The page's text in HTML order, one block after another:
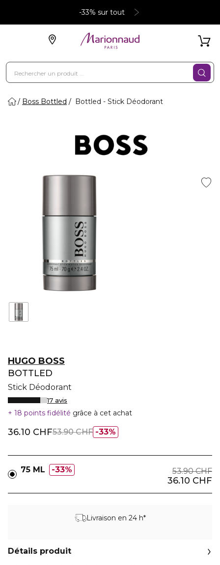
-33% sur tout
Boss Bottled Bottled - Stick Déodorant
HUGO BOSS
BOTTLED
Stick Déodorant
17 avis
18 points fidélité grâce à cet achat
33%
36.10 CHF53.90 CHF
75 ML 33% 53.90 CHF
36.10 CHF
Livraison en 24 h*
Détails produit